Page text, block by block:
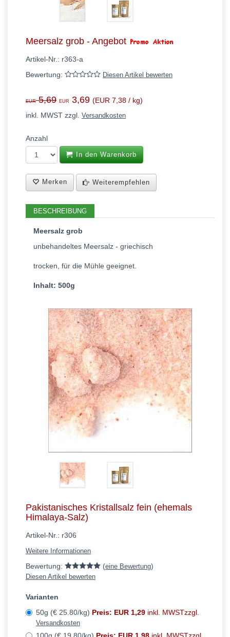
Meersalz grob - Angebot
Artikel-Nr.: r363-a
Bewertung:
Diesen Artikel bewerten
EUR5,69 EUR 3,69 (EUR 7,38 / kg)
inkl. MWST zzgl. Versandkosten
Anzahl
In den Warenkorb
Merken Weiterempfehlen
BESCHREIBUNG
Meersalz grob
unbehandeltes Meersalz - griechisch
trocken, für die Mühle geeignet.
Inhalt: 500g
Pakistanisches Kristallsalz fein (ehemals
Himalaya-Salz)
Artikel-Nr.: r306
Weitere Informationen
Bewertung: (eine Bewertung)
Diesen Artikel bewerten
Varianten
50g (€ 25.80/kg) Preis: EUR 1,29 inkl. MWSTzzgl.
Versandkosten